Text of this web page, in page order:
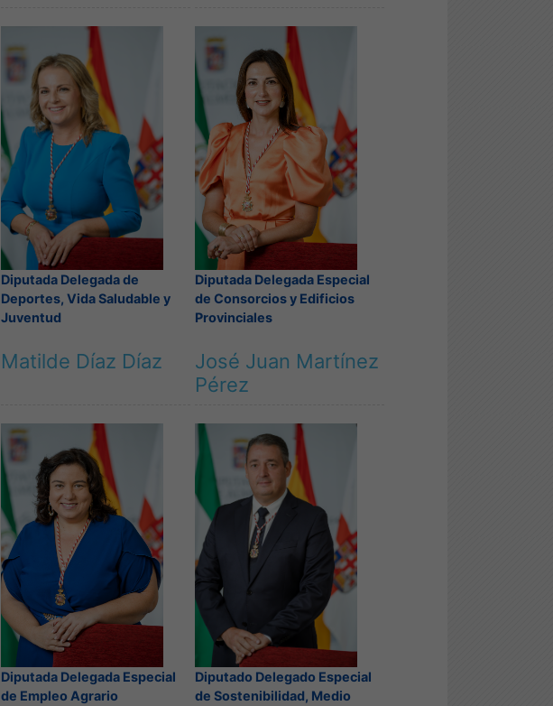
Diputada Delegada de
Deportes, Vida Saludable y
Juventud
Diputada Delegada Especial
de Consorcios y Edificios
Provinciales
Matilde Díaz Díaz
Diputada Delegada Especial
de Empleo Agrario
José Juan Martínez
Pérez
Diputado Delegado Especial
de Sostenibilidad, Medio